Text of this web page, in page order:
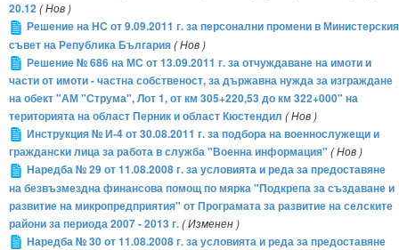
20.12 ( Нов )
Решение на НС от 9.09.2011 г. за персонални промени в Министерския
съвет на Република България( Нов )
Решение № 686 на МС от 13.09.2011 г. за отчуждаване на имоти и
части от имоти - частна собственост, за държавна нужда за изграждане
на обект "АМ "Струма", Лот 1, от км 305+220,53 до км 322+000" на
територията на област Перник и област Кюстендил ( Нов )
Инструкция № И-4 от 30.08.2011 г. за подбора на военнослужещи и
граждански лица за работа в служба "Военна информация" ( Нов )
Наредба № 29 от 11.08.2008 г. за условията и реда за предоставяне
на безвъзмездна финансова помощ по мярка "Подкрепа за създаване и
развитие на микропредприятия" от Програмата за развитие на селските
райони за периода 2007 - 2013 г.( Изменен )
Наредба № 30 от 11.08.2008 г. за условията и реда за предоставяне